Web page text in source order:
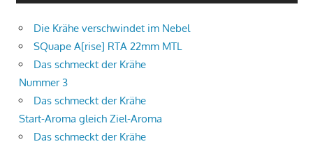
Die Krähe verschwindet im Nebel
SQuape A[rise] RTA 22mm MTL
Das schmeckt der Krähe
Nummer 3
Das schmeckt der Krähe
Start-Aroma gleich Ziel-Aroma
Das schmeckt der Krähe